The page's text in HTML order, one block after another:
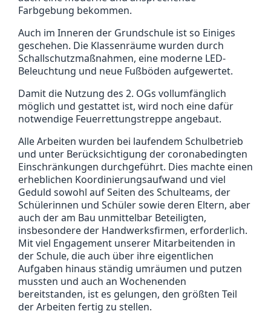
Farbgebung bekommen.
Auch im Inneren der Grundschule ist so Einiges
geschehen. Die Klassenräume wurden durch
Schallschutzmaßnahmen, eine moderne LED-
Beleuchtung und neue Fußböden aufgewertet.
Damit die Nutzung des 2. OGs vollumfänglich
möglich und gestattet ist, wird noch eine dafür
notwendige Feuerrettungstreppe angebaut.
Alle Arbeiten wurden bei laufendem Schulbetrieb
und unter Berücksichtigung der coronabedingten
Einschränkungen durchgeführt. Dies machte einen
erheblichen Koordinierungsaufwand und viel
Geduld sowohl auf Seiten des Schulteams, der
Schülerinnen und Schüler sowie deren Eltern, aber
auch der am Bau unmittelbar Beteiligten,
insbesondere der Handwerksfirmen, erforderlich.
Mit viel Engagement unserer Mitarbeitenden in
der Schule, die auch über ihre eigentlichen
Aufgaben hinaus ständig umräumen und putzen
mussten und auch an Wochenenden
bereitstanden, ist es gelungen, den größten Teil
der Arbeiten fertig zu stellen.